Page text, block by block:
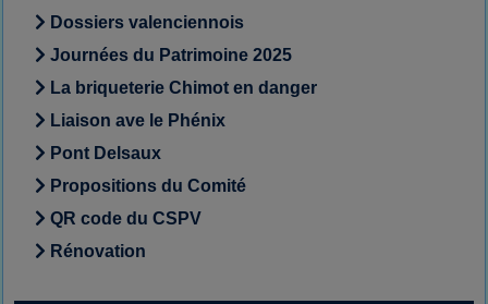
Dossiers valenciennois
Journées du Patrimoine 2025
La briqueterie Chimot en danger
Liaison ave le Phénix
Pont Delsaux
Propositions du Comité
QR code du CSPV
Rénovation